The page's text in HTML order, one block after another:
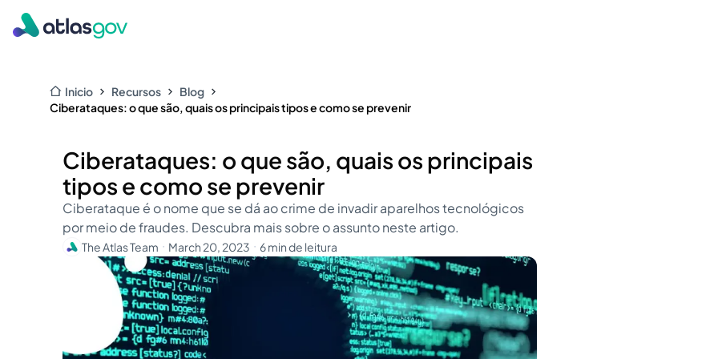
Inicio Recursos
Blog
Ciberataques: o que são, quais os principais tipos e como se prevenir
Ciberataques: o que são, quais os principais
tipos e como se prevenir
Ciberataque é o nome que se dá ao crime de invadir aparelhos tecnológicos
por meio de fraudes. Descubra mais sobre o assunto neste artigo.
The Atlas Team ・ March 20, 2023 ・ 6 min de leitura